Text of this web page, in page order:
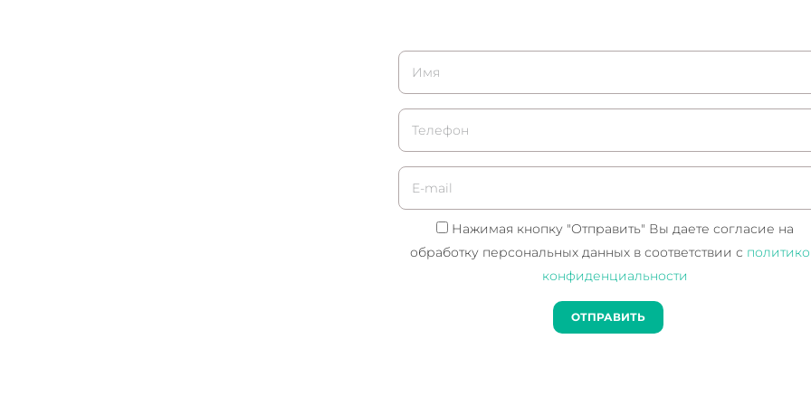
Нажимая кнопку "Отправить" Вы даете согласие на
обработку персональных данных в соответствии с
конфиденциальности